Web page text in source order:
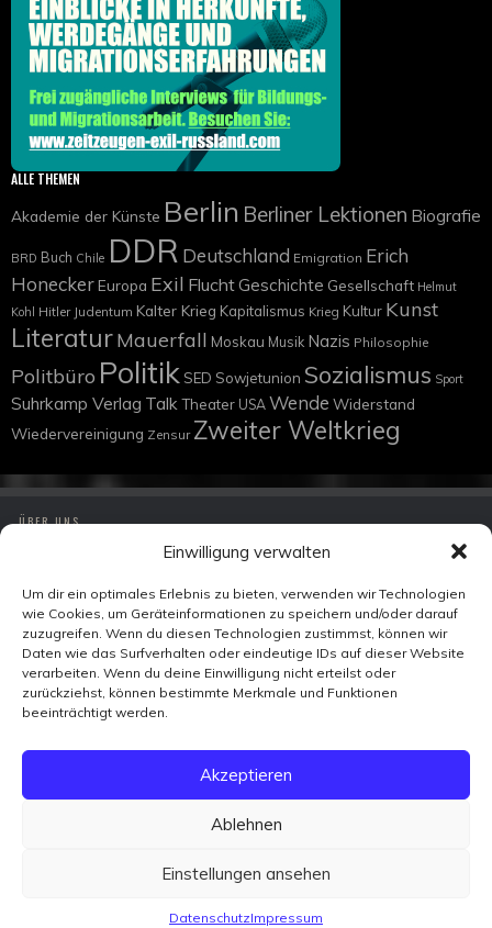
Einwilligung verwalten
Um dir ein optimales Erlebnis zu bieten, verwenden wir Technologien
wie Cookies, um Geräteinformationen zu speichern und/oder darauf
zuzugreifen. Wenn du diesen Technologien zustimmst, können wir
Daten wie das Surfverhalten oder eindeutige IDs auf dieser Website
verarbeiten. Wenn du deine Einwilligung nicht erteilst oder
zurückziehst, können bestimmte Merkmale und Funktionen
beeinträchtigt werden.
Akzeptieren
Ablehnen
Einstellungen ansehen
DatenschutzImpressum
ALLE THEMEN
Akademie der Künste Berlin Berliner Lektionen Biografie
BRD Buch Chile DDR Deutschland Emigration Erich
Honecker Europa Exil FluchtGeschichte Gesellschaft Helmut
Kohl Hitler Judentum Kalter Krieg Kapitalismus Krieg Kultur Kunst
Literatur Mauerfall Moskau Musik Nazis Philosophie
Politbüro Politik SED Sowjetunion Sozialismus Sport
Suhrkamp Verlag Talk Theater USA Wende Widerstand
Wiedervereinigung Zensur Zweiter Weltkrieg
ÜBER UNS
DATENSCHUTZ
KONTAKT
Zeitzeugen-TV
Ohmstraße 7
10179 Berlin
FACEBOOK
VIMEO
GrimmChronik: Erinnerung als Verantwortung